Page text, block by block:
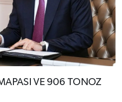
VE 906 TONOZ